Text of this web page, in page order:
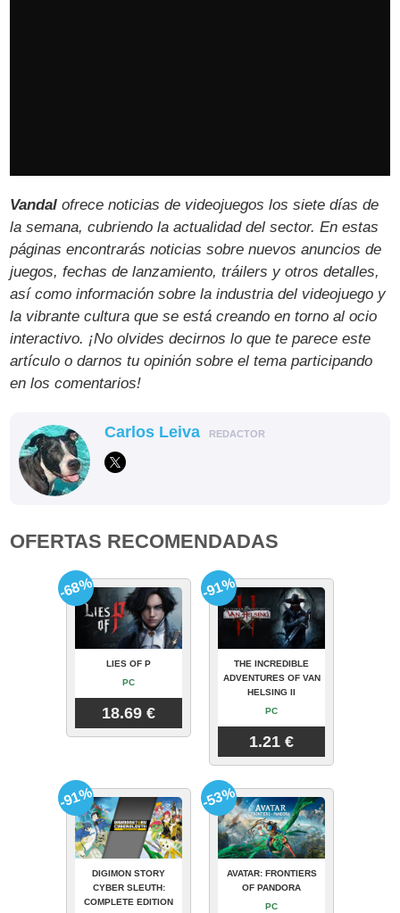
Vandal ofrece noticias de videojuegos los siete días de
la semana, cubriendo la actualidad del sector. En estas
páginas encontrarás noticias sobre nuevos anuncios de
juegos, fechas de lanzamiento, tráilers y otros detalles,
así como información sobre la industria del videojuego y
la vibrante cultura que se está creando en torno al ocio
interactivo. ¡No olvides decirnos lo que te parece este
artículo o darnos tu opinión sobre el tema participando
en los comentarios!
Carlos Leiva REDACTOR
OFERTAS RECOMENDADAS
LIES OF P
PC
18.69 €
-68%
THE INCREDIBLE
ADVENTURES OF VAN
HELSING II
PC
1.21 €
-91%
DIGIMON STORY
CYBER SLEUTH:
COMPLETE EDITION
-91%
AVATAR: FRONTIERS
OF PANDORA
PC
-53%